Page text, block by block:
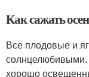
Как сажать
Все плодовые и
солнцелюбивыми.
хорошо